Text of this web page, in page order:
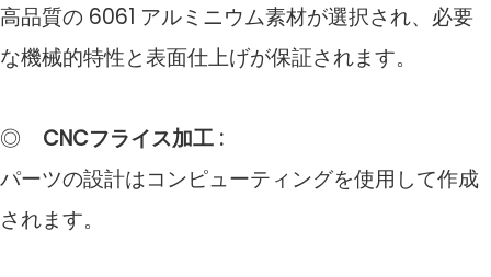
高品質の 6061 アルミニウム素材が選択され、必要
な機械的特性と表面仕上げが保証されます。
◎ CNCフライス加工 :
パーツの設計はコンピューティングを使用して作成
されます。